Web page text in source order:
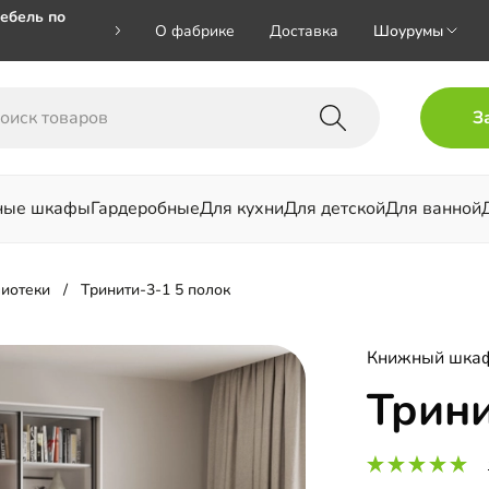
по
О фабрике Доставка Шоурумы
шкафыГардеробныеДля кухниДля детскойДля ванной
Тринити-3-1 5 полок
Книжный